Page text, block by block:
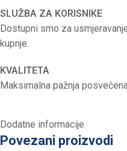
SLUŽBA ZA KORISNIKE
Dostupni smo za
kupnje.
KVALITETA
Maksimalna pažnja
Dodatne informacije
Povezani proizvodi